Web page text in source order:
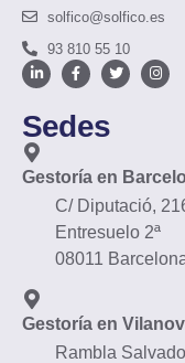
solfico@solfico.es
93 810 55 10
Sedes
Gestoría en
C/ Diputació,
Entresuelo 2ª
08011
Gestoría en
Rambla